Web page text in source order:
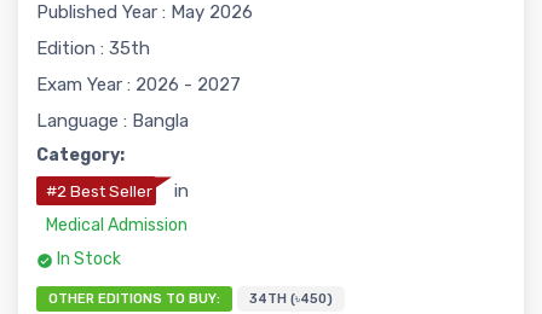
Published Year : May 2026
Edition : 35th
Exam Year : 2026 - 2027
Language : Bangla
Category:
#2 Best Seller in
Medical Admission
In Stock
OTHER EDITIONS TO BUY: 34TH (৳450)